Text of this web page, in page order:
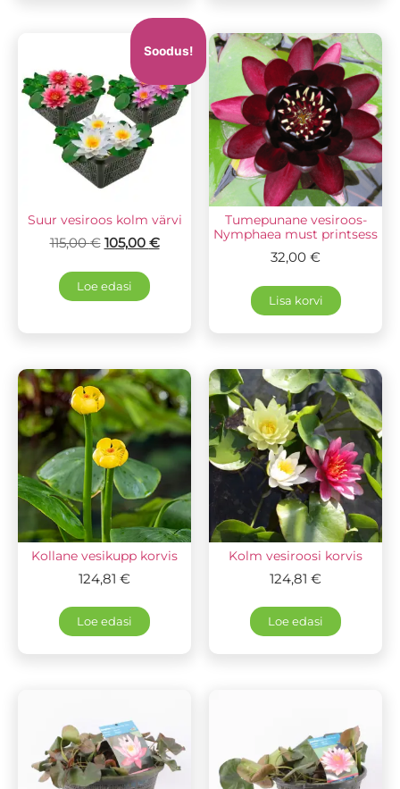
Soodus!
Suur vesiroos kolm värvi
115,00€ 105,00 €
Loe edasi
Tumepunane vesiroos-
Nymphaea must printsess
32,00 €
Lisa korvi
Kollane vesikupp korvis
124,81 €
Loe edasi
Kolm vesiroosi korvis
124,81 €
Loe edasi